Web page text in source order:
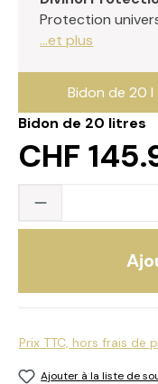
Protection
...et plus
Bidon de 20 litres
CHF
Bidon de 20 l
Quantité du
Prix TTC, hors frais de
Ajouter à la liste de